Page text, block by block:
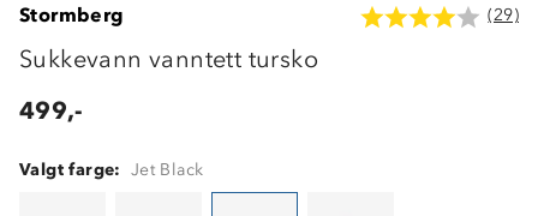
Stormberg (29)
Sukkevann vanntett tursko
499,-
Valgt farge: Jet Black